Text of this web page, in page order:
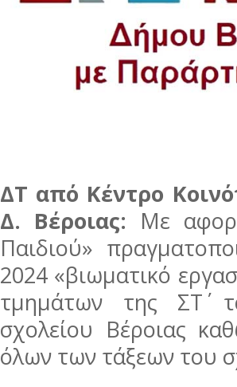
ΔΤ από Κέντρο
Δ. Βέροιας: Με
Παιδιού»
2024 «βιωματικό
τμημάτων της ΣΤ΄
σχολείου Βέροιας
όλων των τάξεων του